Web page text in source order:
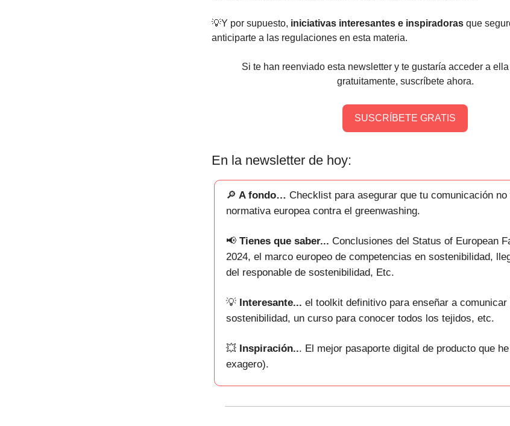
💡Y por supuesto, iniciativas interesantes e inspiradoras que
anticiparte a las regulaciones en esta materia.
Si te han reenviado esta newsletter y te gustaría acceder a
gratuitamente, suscríbete ahora.
SUSCRÍBETE GRATIS
En la newsletter de hoy:
🔎 A fondo… Checklist para asegurar que tu comunicación no
normativa europea contra el greenwashing.
📢 Tienes que saber... Conclusiones del Status of European
2024, el marco europeo de competencias en sostenibilidad,
del responable de sostenibilidad, Etc.
💡 Interesante... el toolkit definitivo para enseñar a comunicar
sostenibilidad, un curso para conocer todos los tejidos, etc.
💥 Inspiración... El mejor pasaporte digital de producto que
exagero).